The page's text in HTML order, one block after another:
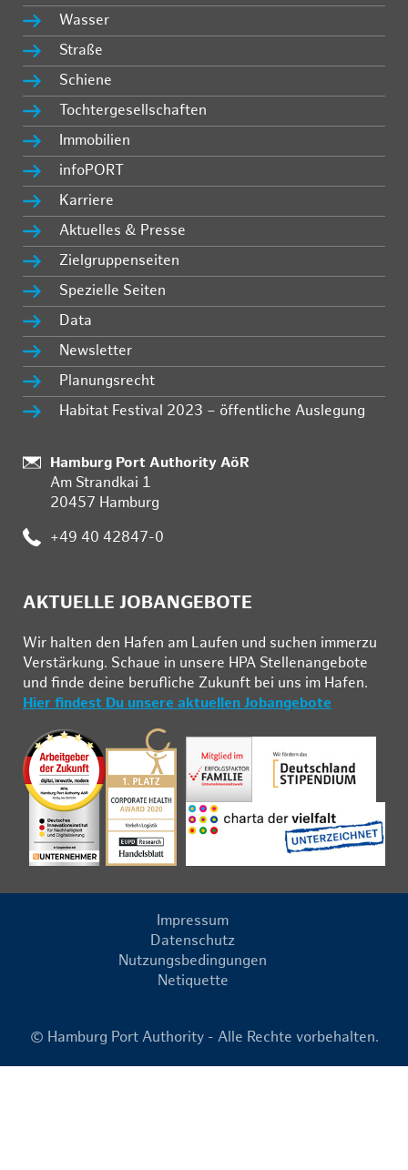
Wasser
Straße
Schiene
Tochtergesellschaften
Immobilien
infoPORT
Karriere
Aktuelles & Presse
Zielgruppenseiten
Spezielle Seiten
Data
Newsletter
Planungsrecht
Habitat Festival 2023 – öffentliche Auslegung
Standort:
Hamburg Port Authority AöR
Am Strandkai 1
20457 Hamburg
Telefon:
+49 40 42847-0
AKTUELLE JOBANGEBOTE
Wir hal­ten den Ha­fen am Lau­fen und su­chen im­mer­zu
Ver­stär­kung. Schau­e in un­se­re HPA Stel­len­an­ge­bo­te
und fin­de deine be­ruf­li­che Zu­kunft bei uns im Ha­fen.
Hier findest Du unsere aktuellen Jobangebote
Impressum
Datenschutz
Nutzungsbedingungen
Netiquette
© Hamburg Port Authority - Alle Rechte vorbehalten.